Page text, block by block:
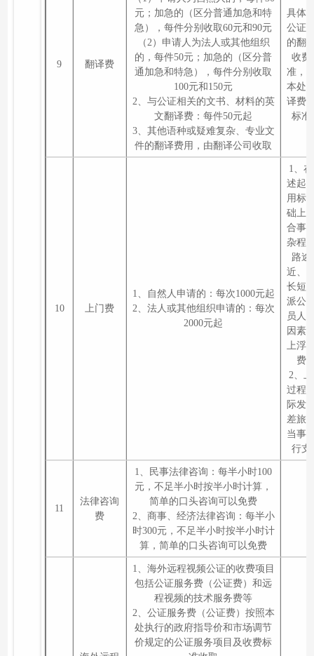
9 翻译费
元；加急的（区分普通加急和特
急），每件分别收取60元和90元
（2）申请人为法人或其他组织
的，每件50元；加急的（区分普
通加急和特急），每件分别收取
100元和150元
2、与公证相关的文书、材料的英
文翻译费：每件50元起
3、其他语种或疑难复杂、专业文
件的翻译费用，由翻译公司收取
具体
公证
的翻
收费
准，
本处
译费
标准
10 上门费
1、自然人申请的：每次1000元起
2、法人或其他组织申请的：每次
2000元起
1、
述起
用标
础上
合事
杂程
路途
近、
长短
派公
员人
因素
上浮
费
2、
过程
际发
差旅
当事
行支
11
法律咨询
费
1、民事法律咨询：每半小时100
元，不足半小时按半小时计算，
简单的口头咨询可以免费
2、商事、经济法律咨询：每半小
时300元，不足半小时按半小时计
算，简单的口头咨询可以免费
1、海外远程视频公证的收费项目
包括公证服务费（公证费）和远
程视频的技术服务费等
2、公证服务费（公证费）按照本
处执行的政府指导价和市场调节
价规定的公证服务项目及收费标